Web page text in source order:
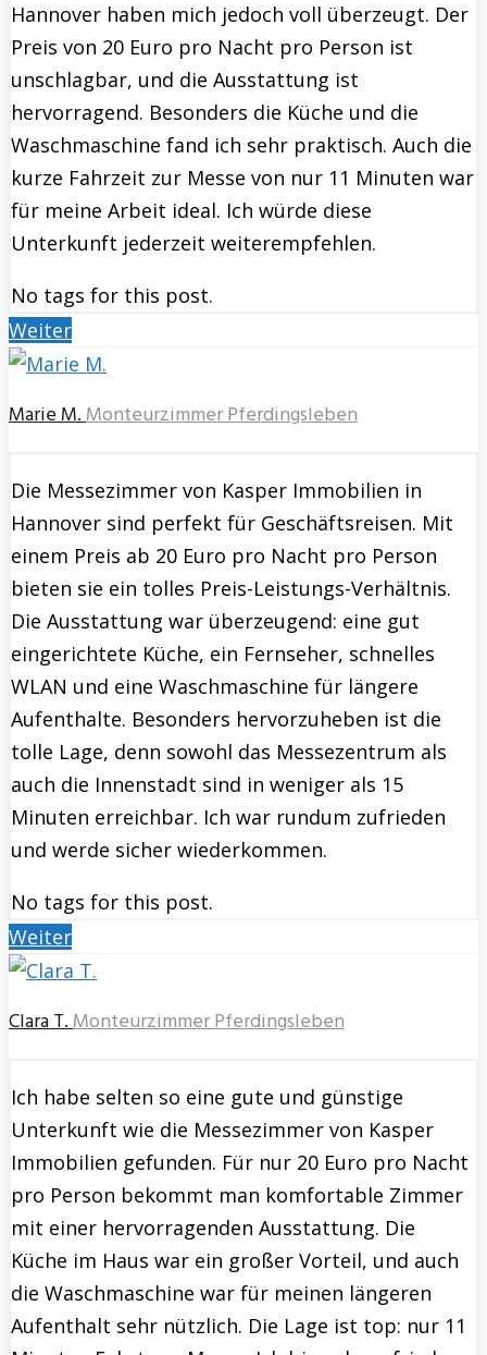
Hannover haben mich jedoch voll überzeugt. Der
Preis von 20 Euro pro Nacht pro Person ist
unschlagbar, und die Ausstattung ist
hervorragend. Besonders die Küche und die
Waschmaschine fand ich sehr praktisch. Auch die
kurze Fahrzeit zur Messe von nur 11 Minuten war
für meine Arbeit ideal. Ich würde diese
Unterkunft jederzeit weiterempfehlen.
No tags for this post.
Weiter
Marie M.Monteurzimmer Pferdingsleben
Die Messezimmer von Kasper Immobilien in
Hannover sind perfekt für Geschäftsreisen. Mit
einem Preis ab 20 Euro pro Nacht pro Person
bieten sie ein tolles Preis-Leistungs-Verhältnis.
Die Ausstattung war überzeugend: eine gut
eingerichtete Küche, ein Fernseher, schnelles
WLAN und eine Waschmaschine für längere
Aufenthalte. Besonders hervorzuheben ist die
tolle Lage, denn sowohl das Messezentrum als
auch die Innenstadt sind in weniger als 15
Minuten erreichbar. Ich war rundum zufrieden
und werde sicher wiederkommen.
No tags for this post.
Weiter
Clara T.Monteurzimmer Pferdingsleben
Ich habe selten so eine gute und günstige
Unterkunft wie die Messezimmer von Kasper
Immobilien gefunden. Für nur 20 Euro pro Nacht
pro Person bekommt man komfortable Zimmer
mit einer hervorragenden Ausstattung. Die
Küche im Haus war ein großer Vorteil, und auch
die Waschmaschine war für meinen längeren
Aufenthalt sehr nützlich. Die Lage ist top: nur 11